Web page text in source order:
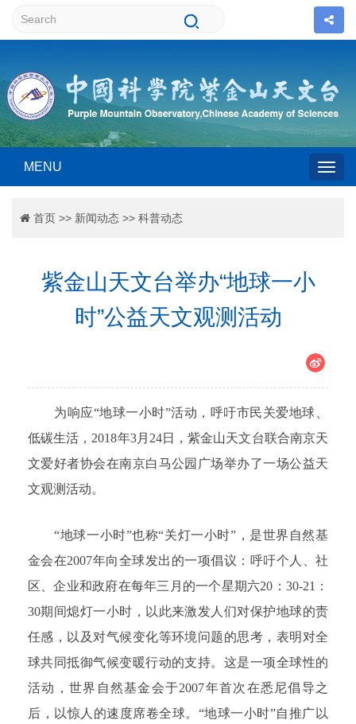
MENU
首页 >> 新闻动态 >> 科普动态
紫金山天文台举办“地球一小
时”公益天文观测活动
为响应“地球一小时”活动，呼吁市民关爱地球、
低碳生活，2018年3月24日，紫金山天文台联合南京天
文爱好者协会在南京白马公园广场举办了一场公益天
文观测活动。
“地球一小时”也称“关灯一小时”，是世界自然基
金会在2007年向全球发出的一项倡议：呼吁个人、社
区、企业和政府在每年三月的一个星期六20：30-21：
30期间熄灯一小时，以此来激发人们对保护地球的责
任感，以及对气候变化等环境问题的思考，表明对全
球共同抵御气候变暖行动的支持。这是一项全球性的
活动，世界自然基金会于2007年首次在悉尼倡导之
后，以惊人的速度席卷全球。“地球一小时”自推广以